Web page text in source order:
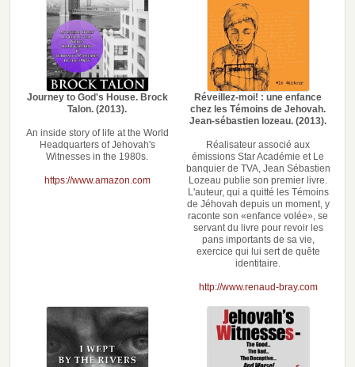
Journey to God's House. Brock
Talon. (2013).
An inside story of life at the World
Headquarters of Jehovah's
Witnesses in the 1980s.
https://www.amazon.com
Réveillez-moi! : une enfance
chez les Témoins de Jehovah.
Jean-sébastien lozeau. (2013).
Réalisateur associé aux
émissions Star Académie et Le
banquier de TVA, Jean Sébastien
Lozeau publie son premier livre.
L'auteur, qui a quitté les Témoins
de Jéhovah depuis un moment, y
raconte son «enfance volée», se
servant du livre pour revoir les
pans importants de sa vie,
exercice qui lui sert de quête
identitaire.
http://www.renaud-bray.com